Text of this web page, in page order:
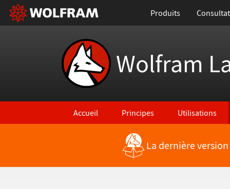
Produits
Wolfram
Accueil Principes Utilisations
La dernière